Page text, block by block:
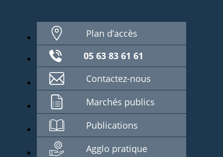
Plan d’accès
05 63 83 61 61
Contactez-nous
Marchés publics
Publications
Agglo pratique